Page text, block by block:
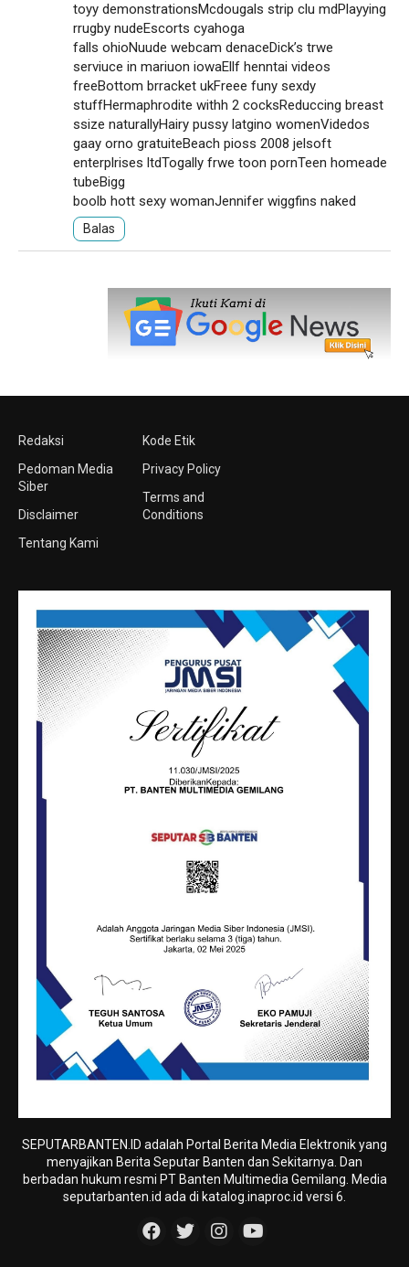
toyy demonstrationsMcdougals strip clu mdPlayying
rrugby nudeEscorts cyahoga
falls ohioNuude webcam denaceDick’s trwe
serviuce in mariuon iowaEllf henntai videos
freeBottom brracket ukFreee funy sexdy
stuffHermaphrodite withh 2 cocksReduccing breast
ssize naturallyHairy pussy latgino womenVidedos
gaay orno gratuiteBeach pioss 2008 jelsoft
enterplrises ltdTogally frwe toon pornTeen homeade
tubeBigg
boolb hott sexy womanJennifer wiggfins naked
Balas
Redaksi
Pedoman Media
Siber
Disclaimer
Tentang Kami
Kode Etik
Privacy Policy
Terms and
Conditions
SEPUTARBANTEN.ID adalah Portal Berita Media Elektronik yang
menyajikan Berita Seputar Banten dan Sekitarnya. Dan
berbadan hukum resmi PT Banten Multimedia Gemilang. Media
seputarbanten.id ada di katalog.inaproc.id versi 6.